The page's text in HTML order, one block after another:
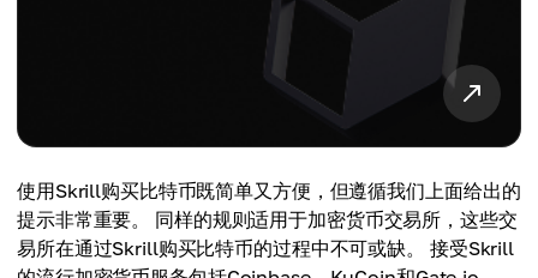
使用Skrill购买比特币既简单又方便，但遵循我们上面给出的
提示非常重要。 同样的规则适用于加密货币交易所，这些交
易所在通过Skrill购买比特币的过程中不可或缺。 接受Skrill